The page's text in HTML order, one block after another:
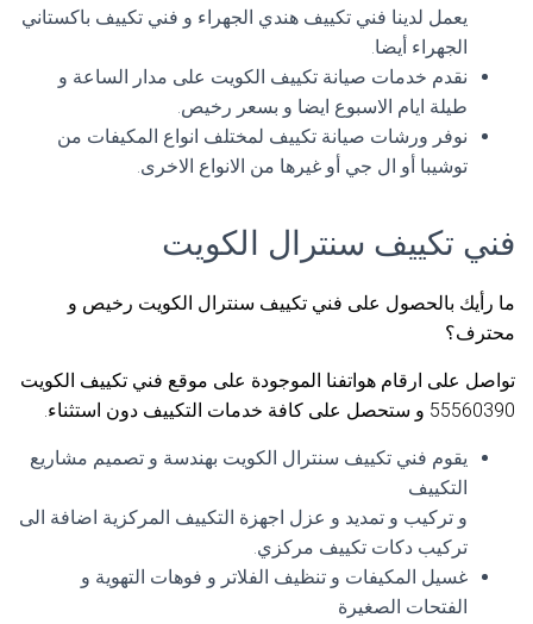
يعمل لدينا فني تكييف هندي الجهراء و فني تكييف باكستاني
الجهراء أيضا.
نقدم خدمات صيانة تكييف الكويت على مدار الساعة و
طيلة ايام الاسبوع ايضا و بسعر رخيص.
نوفر ورشات صيانة تكييف لمختلف انواع المكيفات من
توشيبا أو ال جي أو غيرها من الانواع الاخرى.
فني تكييف سنترال الكويت
ما رأيك بالحصول على فني تكييف سنترال الكويت رخيص و
محترف؟
تواصل على ارقام هواتفنا الموجودة على موقع فني تكييف الكويت
55560390 و ستحصل على كافة خدمات التكييف دون استثناء.
يقوم فني تكييف سنترال الكويت بهندسة و تصميم مشاريع
التكييف
و تركيب و تمديد و عزل اجهزة التكييف المركزية اضافة الى
تركيب دكات تكييف مركزي.
غسيل المكيفات و تنظيف الفلاتر و فوهات التهوية و
الفتحات الصغيرة